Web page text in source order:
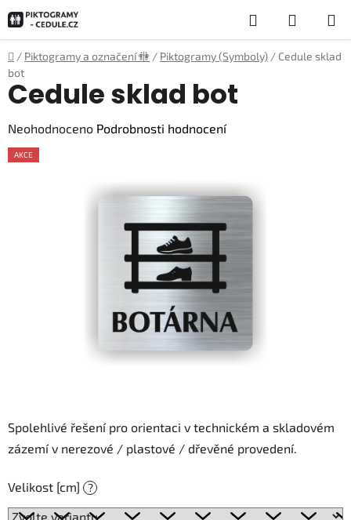
na
obsah
Hledat
KOŠÍK
Domů
/ Piktogramy a označení 🚻 / Piktogramy (Symboly) / Cedule sklad
bot
Spolehlivé řešení pro orientaci v technickém a skladovém
zázemí v nerezové / plastové / dřevěné provedení.
Velikost [cm] ?
Cedule sklad bot
Průměrné
hodnocení
Neohodnoceno Podrobnosti hodnocení
AKCE